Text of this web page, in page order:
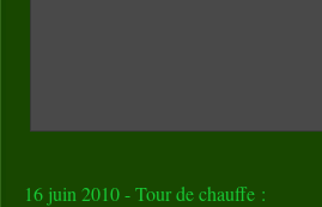
16 juin 2010 - Tour de chauffe :